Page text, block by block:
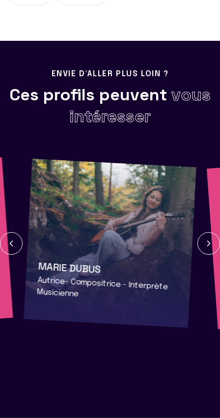
ENVIE D'ALLER PLUS LOIN ?
Ces profils peuvent vous
intéresser
MARIE DUBUS
Autrice- Compositrice - Interprète
Musicienne